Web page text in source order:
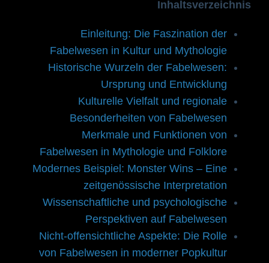
Inhaltsverzeichnis
Einleitung: Die Faszination der
Fabelwesen in Kultur und Mythologie
Historische Wurzeln der Fabelwesen:
Ursprung und Entwicklung
Kulturelle Vielfalt und regionale
Besonderheiten von Fabelwesen
Merkmale und Funktionen von
Fabelwesen in Mythologie und Folklore
Modernes Beispiel: Monster Wins – Eine
zeitgenössische Interpretation
Wissenschaftliche und psychologische
Perspektiven auf Fabelwesen
Nicht-offensichtliche Aspekte: Die Rolle
von Fabelwesen in moderner Popkultur